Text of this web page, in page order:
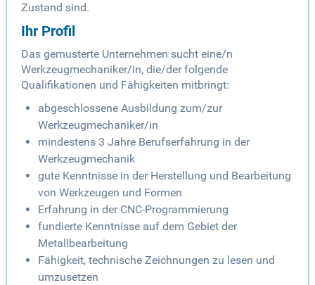
Zustand sind.
Ihr Profil
Das gemusterte Unternehmen sucht eine/n
Werkzeugmechaniker/in, die/der folgende
Qualifikationen und Fähigkeiten mitbringt:
abgeschlossene Ausbildung zum/zur
Werkzeugmechaniker/in
mindestens 3 Jahre Berufserfahrung in der
Werkzeugmechanik
gute Kenntnisse in der Herstellung und Bearbeitung
von Werkzeugen und Formen
Erfahrung in der CNC-Programmierung
fundierte Kenntnisse auf dem Gebiet der
Metallbearbeitung
Fähigkeit, technische Zeichnungen zu lesen und
umzusetzen